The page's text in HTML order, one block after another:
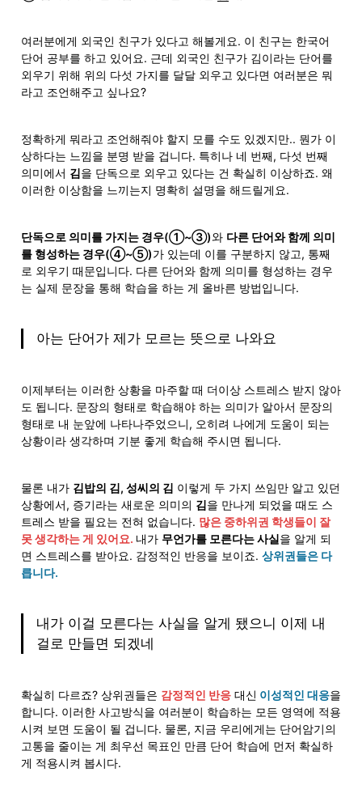
여러분에게 외국인 친구가 있다고 해볼게요. 이 친구는 한국어
단어 공부를 하고 있어요. 근데 외국인 친구가 김이라는 단어를
외우기 위해 위의 다섯 가지를 달달 외우고 있다면 여러분은 뭐
라고 조언해주고 싶나요?
정확하게 뭐라고 조언해줘야 할지 모를 수도 있겠지만.. 뭔가 이
상하다는 느낌을 분명 받을 겁니다. 특히나 네 번째, 다섯 번째
의미에서 김을 단독으로 외우고 있다는 건 확실히 이상하죠. 왜
이러한 이상함을 느끼는지 명확히 설명을 해드릴게요.
단독으로 의미를 가지는 경우(①~③)와 다른 단어와 함께 의미
를 형성하는 경우(④~⑤)가 있는데 이를 구분하지 않고, 통째
로 외우기 때문입니다. 다른 단어와 함께 의미를 형성하는 경우
는 실제 문장을 통해 학습을 하는 게 올바른 방법입니다.
아는 단어가 제가 모르는 뜻으로 나와요
이제부터는 이러한 상황을 마주할 때 더이상 스트레스 받지 않아
도 됩니다. 문장의 형태로 학습해야 하는 의미가 알아서 문장의
형태로 내 눈앞에 나타나주었으니, 오히려 나에게 도움이 되는
상황이라 생각하며 기분 좋게 학습해 주시면 됩니다.
물론 내가 김밥의 김, 성씨의 김 이렇게 두 가지 쓰임만 알고 있던
상황에서, 증기라는 새로운 의미의 김을 만나게 되었을 때도 스
트레스 받을 필요는 전혀 없습니다. 많은 중하위권 학생들이 잘
못 생각하는 게 있어요. 내가 무언가를 모른다는 사실을 알게 되
면 스트레스를 받아요. 감정적인 반응을 보이죠. 상위권들은 다
릅니다.
내가 이걸 모른다는 사실을 알게 됐으니 이제 내
걸로 만들면 되겠네
확실히 다르죠? 상위권들은 감정적인 반응 대신 이성적인 대응을
합니다. 이러한 사고방식을 여러분이 학습하는 모든 영역에 적용
시켜 보면 도움이 될 겁니다. 물론, 지금 우리에게는 단어암기의
고통을 줄이는 게 최우선 목표인 만큼 단어 학습에 먼저 확실하
게 적용시켜 봅시다.